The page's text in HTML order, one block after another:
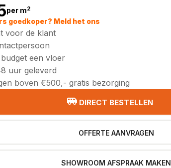
per m2
goedkoper? Meld het ons
voor de klant
een vloer
uur geleverd
boven €500,- gratis bezorging
DIRECT BESTELLEN
OFFERTE AANVRAGEN
SHOWROOM AFSPRAAK MAKEN